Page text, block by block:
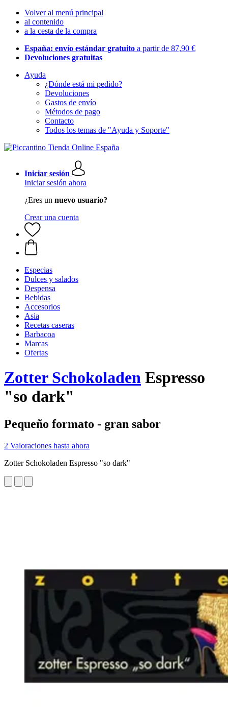
Volver al menú principal
al contenido
a la cesta de la compra
España: envío estándar gratuito a partir de 87,90 €
Devoluciones gratuitas
Ayuda
¿Dónde está mi pedido?
Devoluciones
Gastos de envío
Métodos de pago
Contacto
Todos los temas de "Ayuda y Soporte"
Iniciar sesión
Iniciar sesión ahora
¿Eres un nuevo usuario?
Crear una cuenta
Especias
Dulces y salados
Despensa
Bebidas
Accesorios
Asia
Recetas caseras
Barbacoa
Marcas
Ofertas
Zotter Schokoladen Espresso
"so dark"
Pequeño formato - gran sabor
2 Valoraciones hasta ahora
Zotter Schokoladen Espresso "so dark"